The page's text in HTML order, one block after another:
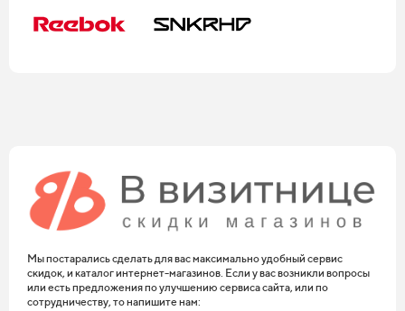
Мы постарались сделать для вас максимально удобный сервис
скидок, и каталог интернет-магазинов. Если у вас возникли вопросы
или есть предложения по улучшению сервиса сайта, или по
сотрудничеству, то напишите нам: